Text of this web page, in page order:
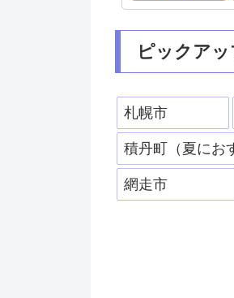
ピックア
札幌市
積丹町（夏にお
網走市